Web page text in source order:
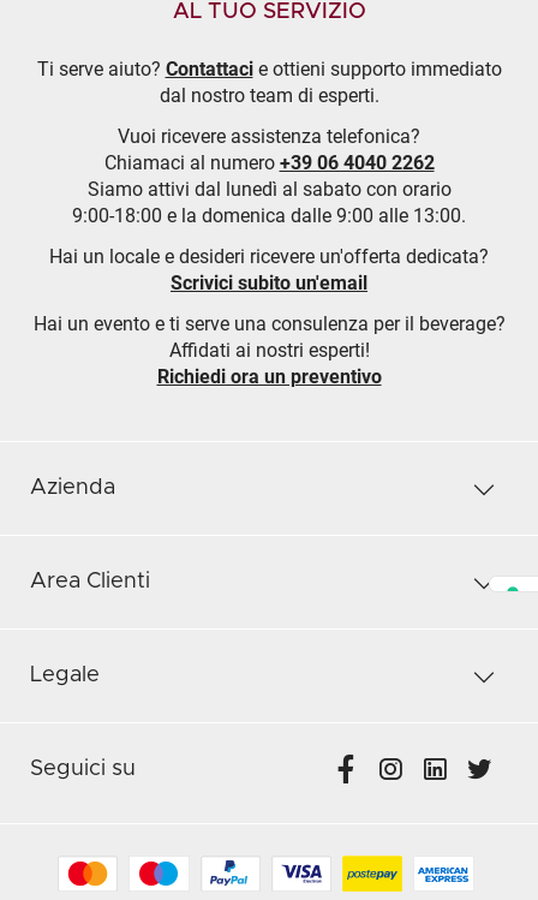
AL TUO SERVIZIO
Ti serve aiuto? Contattacie ottieni supporto immediato
dal nostro team di esperti.
Vuoi ricevere assistenza telefonica?
Chiamaci al numero +39 06 4040 2262
Siamo attivi dal lunedì al sabato con orario
9:00-18:00 e la domenica dalle 9:00 alle 13:00.
Hai un locale e desideri ricevere un'offerta dedicata?
Scrivici subito un'email
Hai un evento e ti serve una consulenza per il beverage?
Affidati ai nostri esperti!
Richiedi ora un preventivo
Azienda
Area Clienti
Legale
Seguici su